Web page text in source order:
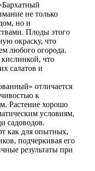
не только
но и
Плоды этого
окраску, что
любого огорода.
что
салатов и
отличается
к
Растение хорошо
условиям,
садоводов.
как для опытных,
подчеркивая его
результаты при